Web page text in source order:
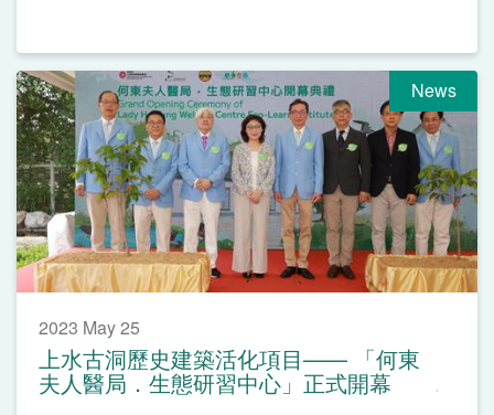
News
2023 May 25
上水古洞歷史建築活化項目—— 「何東
夫人醫局．生態研習中心」正式開幕